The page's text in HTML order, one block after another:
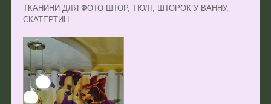
ТКАНИНИ ДЛЯ ФОТО ШТОР, ТЮЛІ, ШТОРОК У ВАННУ,
СКАТЕРТИН